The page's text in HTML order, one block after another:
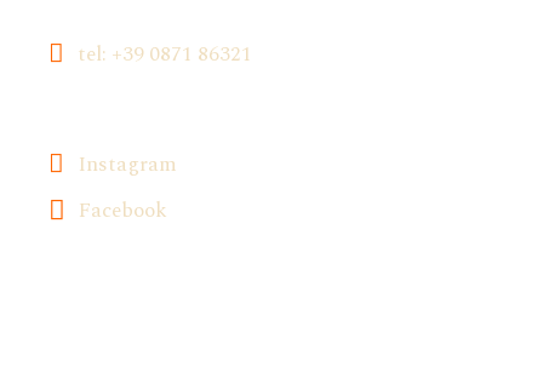
tel: +39 0871 86321
Instagram
Facebook